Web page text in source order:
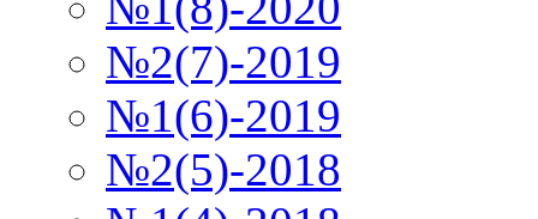
№2(7)-2019
№1(6)-2019
№2(5)-2018